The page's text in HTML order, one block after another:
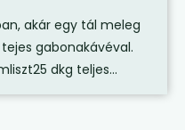
akár egy tál meleg
gabonakávéval.
dkg teljes...